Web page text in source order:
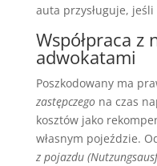
auta przysługuje,
Współpraca z
adwokatami
Poszkodowany ma
zastępczegona czas
kosztów jako
własnym pojeździe.
z pojazdu